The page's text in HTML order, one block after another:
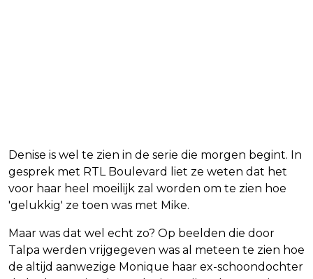
Denise is wel te zien in de serie die morgen begint. In
gesprek met RTL Boulevard liet ze weten dat het
voor haar heel moeilijk zal worden om te zien hoe
'gelukkig' ze toen was met Mike.
Maar was dat wel echt zo? Op beelden die door
Talpa werden vrijgegeven was al meteen te zien hoe
de altijd aanwezige Monique haar ex-schoondochter